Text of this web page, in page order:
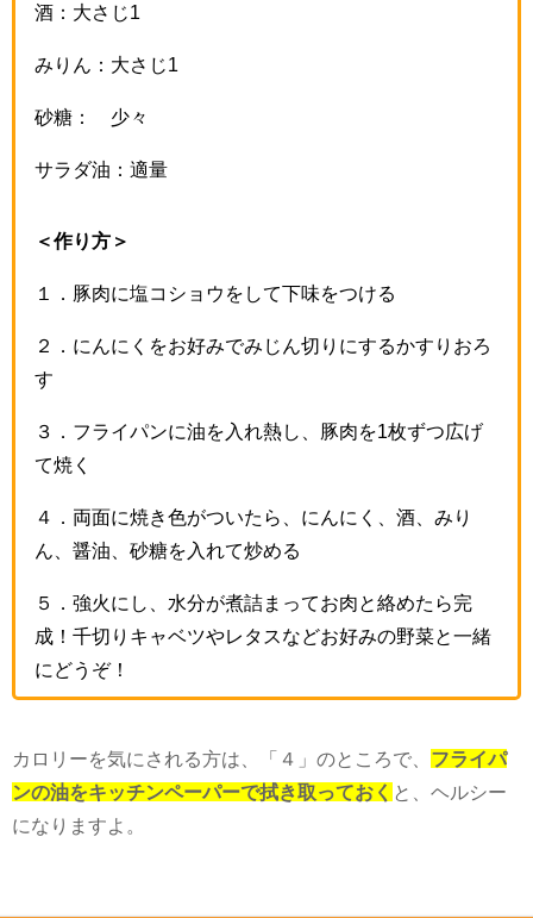
酒：大さじ1
みりん：大さじ1
砂糖： 少々
サラダ油：適量
＜作り方＞
１．豚肉に塩コショウをして下味をつける
２．にんにくをお好みでみじん切りにするかすりおろ
す
３．フライパンに油を入れ熱し、豚肉を1枚ずつ広げ
て焼く
４．両面に焼き色がついたら、にんにく、酒、みり
ん、醤油、砂糖を入れて炒める
５．強火にし、水分が煮詰まってお肉と絡めたら完
成！千切りキャベツやレタスなどお好みの野菜と一緒
にどうぞ！
カロリーを気にされる方は、「４」のところで、 フライパ
ンの油をキッチンペーパーで拭き取っておく と、ヘルシー
になりますよ。